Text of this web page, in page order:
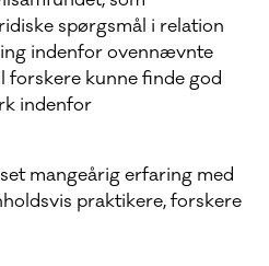
spørgsmål i relation
indenfor ovennævnte
forskere kunne finde god
indenfor
mangeårig erfaring med
praktikere, forskere